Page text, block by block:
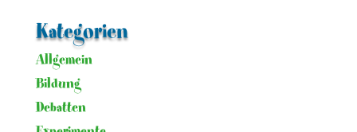
Kategorien
Allgemein
Bildung
Debatten